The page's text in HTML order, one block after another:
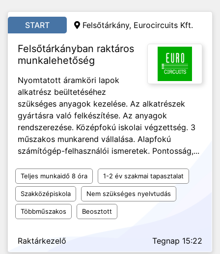
START Felsőtárkány, Eurocircuits Kft.
Felsőtárkányban raktáros
munkalehetőség
Nyomtatott áramköri lapok
alkatrész beültetéséhez
szükséges anyagok kezelése. Az alkatrészek
gyártásra való felkészítése. Az anyagok
rendszerezése. Középfokú iskolai végzettség. 3
műszakos munkarend vállalása. Alapfokú
számítógép-felhasználói ismeretek. Pontosság,...
Teljes munkaidő 8 óra 1-2 év szakmai tapasztalat
Szakközépiskola Nem szükséges nyelvtudás
Többműszakos Beosztott
Raktárkezelő Tegnap 15:22